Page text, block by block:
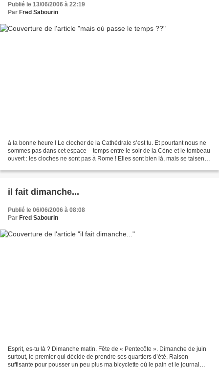
Publié le 13/06/2006 à 22:19
Par Fred Sabourin
à la bonne heure ! Le clocher de la Cathédrale s’est tu. Et pourtant nous ne
sommes pas dans cet espace – temps entre le soir de la Cène et le tombeau
ouvert : les cloches ne sont pas à Rome ! Elles sont bien là, mais se taisent.
il fait dimanche...
Publié le 06/06/2006 à 08:08
Par Fred Sabourin
Esprit, es-tu là ? Dimanche matin. Fête de « Pentecôte ». Dimanche de juin
surtout, le premier qui décide de prendre ses quartiers d’été. Raison
suffisante pour pousser un peu plus ma bicyclette où le pain et le journal